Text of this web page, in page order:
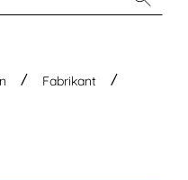
Fabrikant